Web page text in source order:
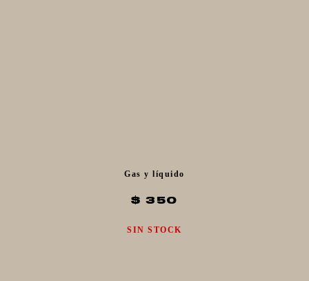
Gas y líquido
$ 350
SIN STOCK